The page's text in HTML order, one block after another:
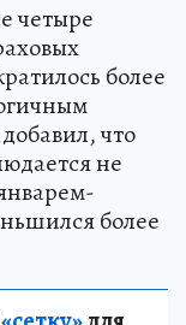
четыре
более
что
не
более